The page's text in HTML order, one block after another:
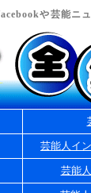
や芸能ニ
芸能人イ
芸能